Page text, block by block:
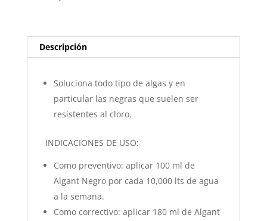
Descripción
Soluciona todo tipo de algas y en
particular las negras que suelen ser
resistentes al cloro.
INDICACIONES DE USO:
Como preventivo: aplicar 100 ml de
Algant Negro por cada 10,000 lts de agua
a la semana.
Como correctivo: aplicar 180 ml de Algant